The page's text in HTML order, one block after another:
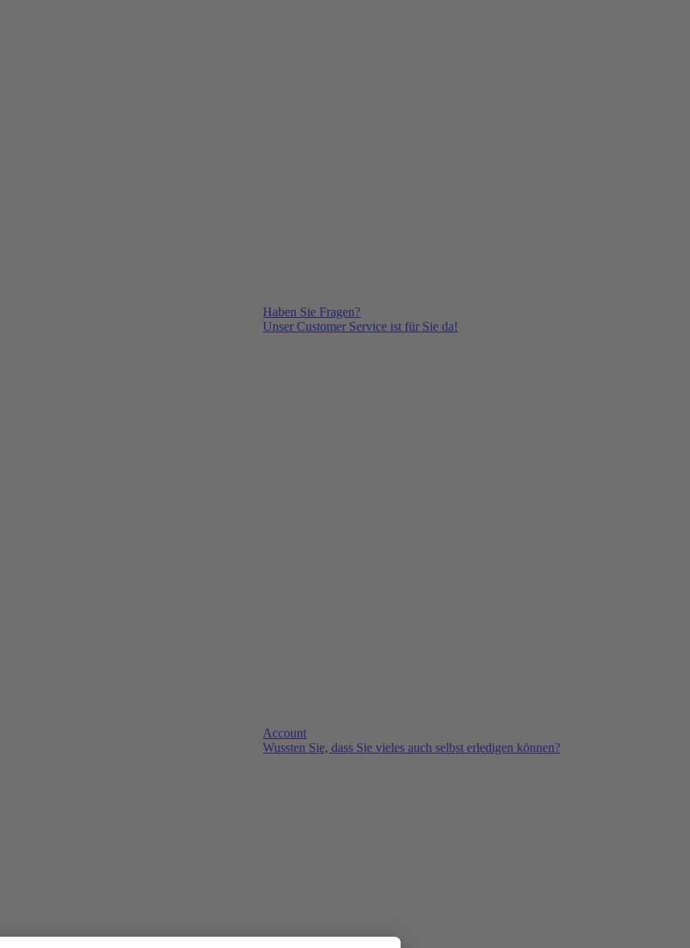
Haben Sie Fragen?
Unser Customer Service ist für Sie da!
Account
Wussten Sie, dass Sie vieles auch selbst erledigen können?